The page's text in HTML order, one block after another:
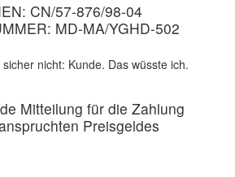
CN/57-876/98-04
MD-MA/YGHD-502
nicht: Kunde. Das wüsste ich.
Mitteilung für die Zahlung
Preisgeldes